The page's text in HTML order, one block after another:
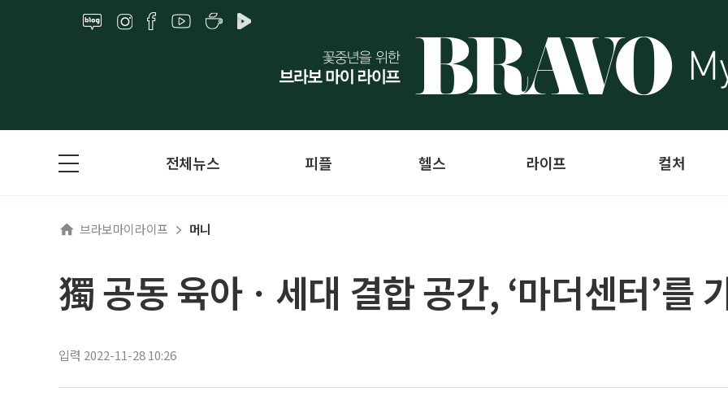
전체뉴스 피플 헬스 라이프 컬처
브라보마이라이프 머니
獨 공동 육아ㆍ세대 결합 공간, ‘마더센터’를
입력 2022-11-28 10:26